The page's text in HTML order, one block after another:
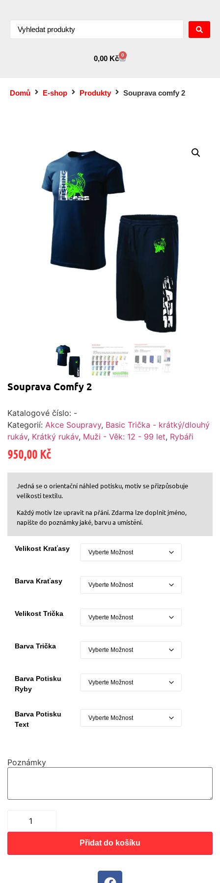
0,00 Kč 0
Domů E-shop Produkty Souprava comfy 2
Souprava Comfy 2
Katalogové číslo: -
Kategorií: Akce Soupravy, Basic Trička - krátký/dlouhý
rukáv, Krátký rukáv, Muži - Věk: 12 - 99 let, Rybáři
950,00 Kč
Jedná se o orientační náhled potisku, motiv se přizpůsobuje
velikosti textilu.
Každý motiv lze upravit na přání. Zdarma lze doplnit jméno,
napište do poznámky jaké, barvu a umístění.
Velikost Kraťasy
Barva Kraťasy
Velikost Trička
Barva Trička
Barva Potisku
Ryby
Barva Potisku
Text
Poznámky
Přidat do košíku